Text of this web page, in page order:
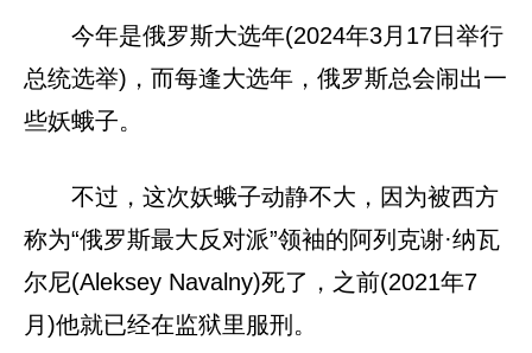
今年是俄罗斯大选年(2024年3月17日举行
总统选举)，而每逢大选年，俄罗斯总会闹出一
些妖蛾子。
不过，这次妖蛾子动静不大，因为被西方
称为“俄罗斯最大反对派”领袖的阿列克谢·纳瓦
尔尼(Aleksey Navalny)死了，之前(2021年7
月)他就已经在监狱里服刑。